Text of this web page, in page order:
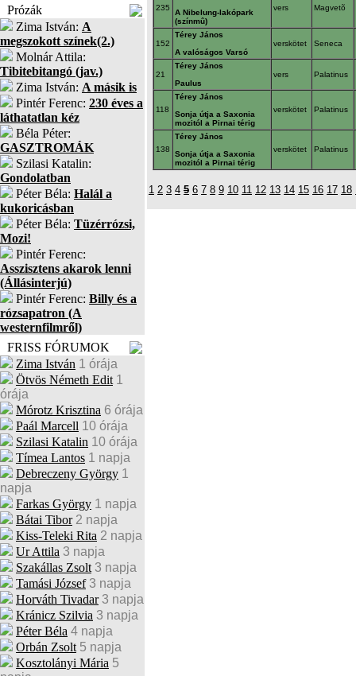
Prózák
Zima István: A
megszokott színek(2.)
Molnár Attila:
Tibitebitangó (jav.)
Zima István: A másik is
Pintér Ferenc: 230 éves a
láthatatlan kéz
Béla Péter:
GASZTROMÁK
Szilasi Katalin:
Gondolatban
Péter Béla: Halál a
kukoricásban
Péter Béla: Tüzérrózsi,
Mozi!
Pintér Ferenc:
Asszisztens akarok lenni
(Állásinterjú)
Pintér Ferenc: Billy és a
rózsapatron (A
westernfilmről)
FRISS FÓRUMOK
Zima István 1 órája
Ötvös Németh Edit 1
órája
Mórotz Krisztina 6 órája
Paál Marcell 10 órája
Szilasi Katalin 10 órája
Tímea Lantos 1 napja
Debreczeny György 1
napja
Farkas György 1 napja
Bátai Tibor 2 napja
Kiss-Teleki Rita 2 napja
Ur Attila 3 napja
Szakállas Zsolt 3 napja
Tamási József 3 napja
Horváth Tivadar 3 napja
Kránicz Szilvia 3 napja
Péter Béla 4 napja
Orbán Zsolt 5 napja
Kosztolányi Mária 5
235
A Nibelung-lakópark
(színmû)
vers Magvetõ
152
Térey János
A valóságos Varsó
verskötet Seneca
21
Térey János
Paulus
vers Palatinus
118
Térey János
Sonja útja a Saxonia
mozitól a Pirnai térig
verskötet Palatinus
138
Térey János
Sonja útja a Saxonia
mozitól a Pirnai térig
verskötet Palatinus
1 2 3 4 5 6 7 8 9 10 11 12 13 14 15 16 17 18